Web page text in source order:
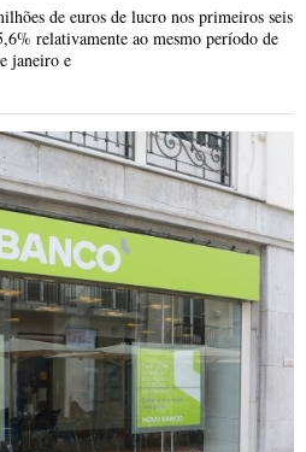
de euros de lucro nos primeiros seis
relativamente ao mesmo período de
janeiro e